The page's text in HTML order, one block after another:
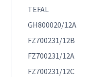
TEFAL
GH800020/12A
FZ700231/12B
FZ700231/12A
FZ700231/12C